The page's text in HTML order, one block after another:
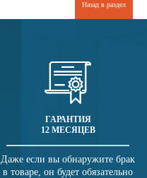
Назад в раздел
ГАРАНТИЯ
12 МЕСЯЦЕВ
Даже если вы обнаружите брак
в товаре, он будет обязательно